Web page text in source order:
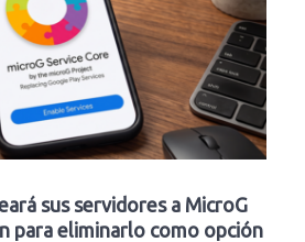
sus servidores a MicroG
para eliminarlo como opción